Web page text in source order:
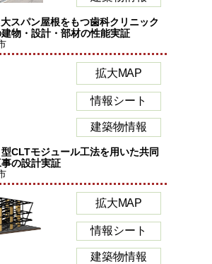
スパン屋根をもつ歯科クリニック
物・設計・部材の性能実証
拡大MAP
情報シート
建築物情報
CLTモジュール工法を用いた共同
の設計実証
拡大MAP
情報シート
建築物情報